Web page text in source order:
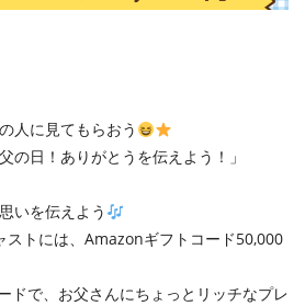
人に見てもらおう
の日！ありがとうを伝えよう！」
いを伝えよう
ストには、Amazonギフトコード50,000
ドで、お父さんにちょっとリッチなプレ